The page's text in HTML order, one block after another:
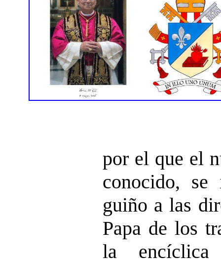
por el que el
conocido, se
guiño a las
Papa de los
la encíclica